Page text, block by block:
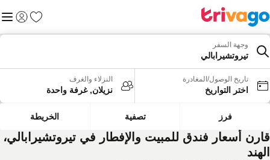
المفضلة
تسجيل
وجهة السفر
تيروتشيرابالي
تاريخ الوصول/المغادرة
اختر التواريخ
النزلاء والغرف
نزيلان, غرفة واحدة
فرز تصفية الخريطة
أسعار فندق للمبيت والإفطار في تيروتشيرابالي،